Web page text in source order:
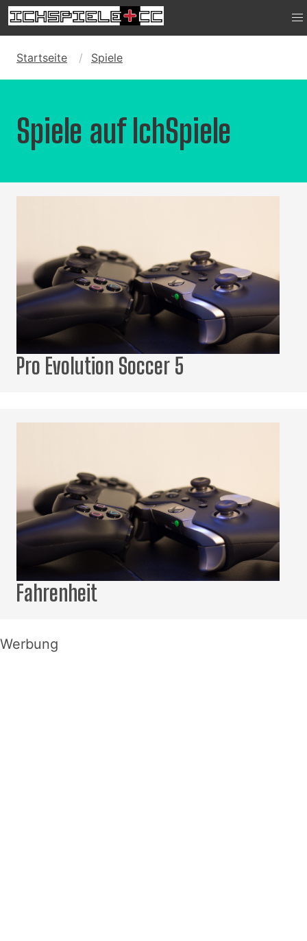
Startseite Spiele
Spiele auf IchSpiele
Pro Evolution Soccer 5
Fahrenheit
Werbung